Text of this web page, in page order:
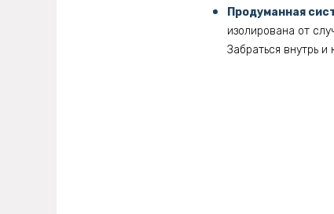
Продуманная
изолирована от
Забраться внутрь